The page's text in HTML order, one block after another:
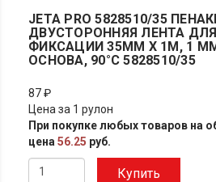
JETA PRO 5828510/35
ДВУСТОРОННЯЯ ЛЕНТА
ФИКСАЦИИ 35ММ X 1М, 1
ОСНОВА, 90°С 5828510/35
87 ₽
Цена за 1 рулон
При покупке любых товаров на
цена 56.25 руб.
Купить